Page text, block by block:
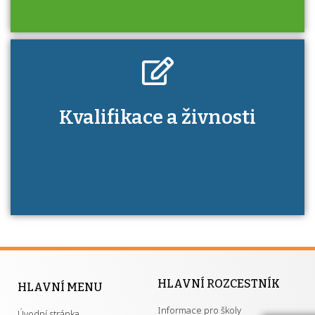
Kdo je to autorizovaná osoba a jaké výhody
má získání autorizace?
Kvalifikace a živnosti
HLAVNÍ MENU HLAVNÍ ROZCESTNÍK
Informace pro školy